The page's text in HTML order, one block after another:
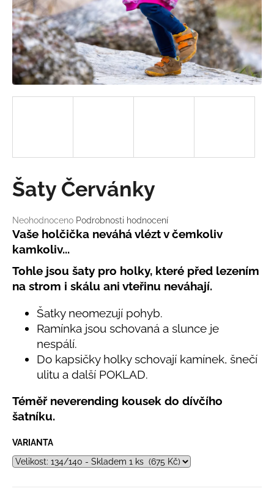
Průměrné
hodnocení
produktu
je
0,0
z
5
Neohodnoceno Podrobnosti hodnocení
Šaty Červánky
Vaše holčička neváhá vlézt v čemkoliv
kamkoliv...
Tohle jsou šaty pro holky, které před lezením
na strom i skálu ani vteřinu neváhají.
Šatky neomezují pohyb.
Ramínka jsou schovaná a slunce je
nespálí.
Do kapsičky holky schovají kamínek, šnečí
ulitu a další POKLAD.
Téměř neverending kousek do dívčího
šatníku.
VARIANTA
a
j
í
t
?
D
p
o
r
u
č
u
BAMBUSOVÉ
NÁMOŘNICKÉ
PRUHY
MODRÉ
435
Kč